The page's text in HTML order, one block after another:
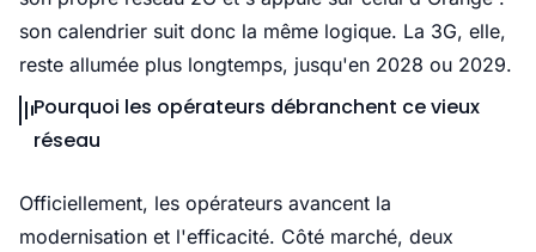
son calendrier suit donc la même logique. La 3G, elle,
reste allumée plus longtemps, jusqu'en 2028 ou 2029.
Pourquoi les opérateurs débranchent ce vieux
réseau
Officiellement, les opérateurs avancent la
modernisation et l'efficacité. Côté marché, deux